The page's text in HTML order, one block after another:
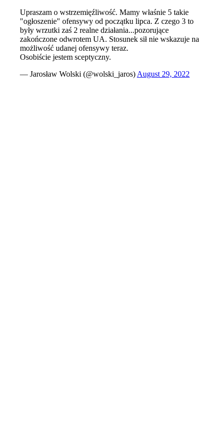
Upraszam o wstrzemięźliwość. Mamy właśnie 5 takie
"ogłoszenie" ofensywy od początku lipca. Z czego 3 to
były wrzutki zaś 2 realne działania...pozorujące
zakończone odwrotem UA. Stosunek sił nie wskazuje na
możliwość udanej ofensywy teraz.
Osobiście jestem sceptyczny.
— Jarosław Wolski (@wolski_jaros) August 29, 2022